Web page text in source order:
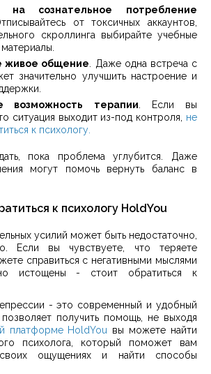
на сознательное потребление
от токсичных аккаунтов,
скроллинга выбирайте учебные
живое общение . Даже одна встреча с
значительно улучшить настроение и
возможность терапии . Если вы
ситуация выходит из-под контроля, не
к психологу.
пока проблема углубится. Даже
могут помочь вернуть баланс в
к психологу HoldYou
усилий может быть недостаточно,
Если вы чувствуете, что теряете
справиться с негативными мыслями
истощены - стоит обратиться к
- это современный и удобный
получить помощь, не выходя
платформе HoldYou вы можете найти
психолога, который поможет вам
ощущениях и найти способы